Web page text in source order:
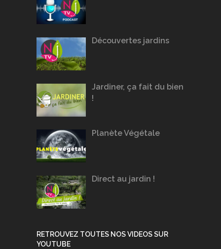
Découvertes jardins
Jardiner, ça fait du bien
!
Planète Végétale
Direct au jardin !
RETROUVEZ TOUTES NOS VIDEOS SUR
YOUTUBE